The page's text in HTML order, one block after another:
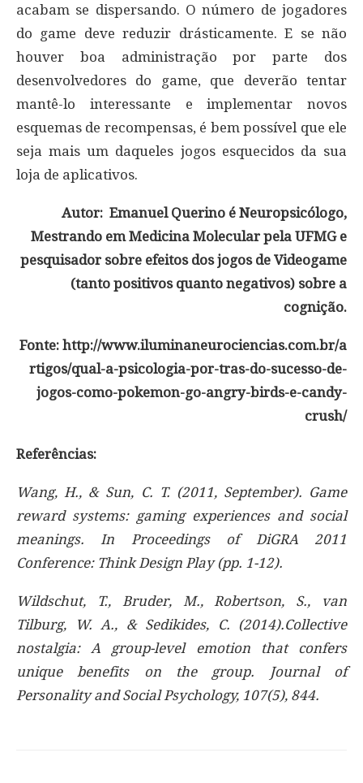
acabam se dispersando. O número de jogadores
do game deve reduzir drásticamente. E se não
houver boa administração por parte dos
desenvolvedores do game, que deverão tentar
mantê-lo interessante e implementar novos
esquemas de recompensas, é bem possível que ele
seja mais um daqueles jogos esquecidos da sua
loja de aplicativos.
Autor: Emanuel Querino é Neuropsicólogo,
Mestrando em Medicina Molecular pela UFMG e
pesquisador sobre efeitos dos jogos de Videogame
(tanto positivos quanto negativos) sobre a
cognição.
Fonte: http://www.iluminaneurociencias.com.br/a
rtigos/qual-a-psicologia-por-tras-do-sucesso-de-
jogos-como-pokemon-go-angry-birds-e-candy-
crush/
Referências:
Wang, H., & Sun, C. T. (2011, September). Game
reward systems: gaming experiences and social
meanings. In Proceedings of DiGRA 2011
Conference: Think Design Play (pp. 1-12).
Wildschut, T., Bruder, M., Robertson, S., van
Tilburg, W. A., & Sedikides, C. (2014).Collective
nostalgia: A group-level emotion that confers
unique benefits on the group. Journal of
Personality and Social Psychology, 107(5), 844.